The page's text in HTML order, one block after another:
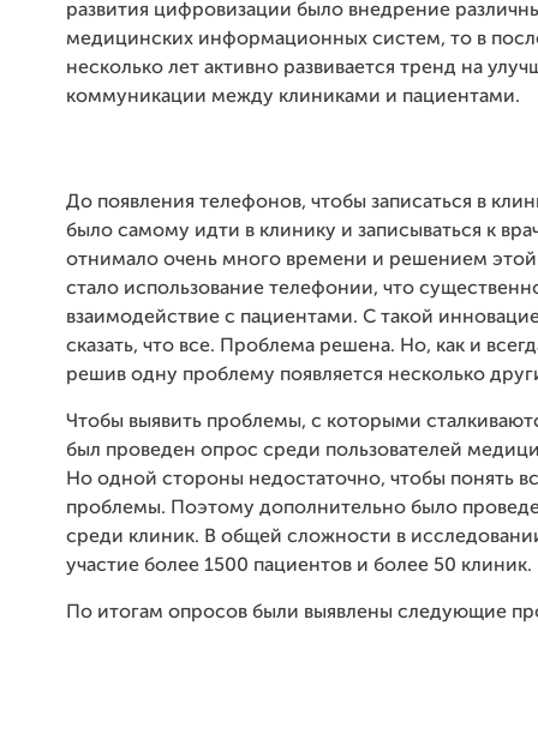
развития цифровизации было внедрение
медицинских информационных систем, то в
несколько лет активно развивается тренд на
коммуникации между клиниками и пациентами.
До появления телефонов, чтобы записаться в
было самому идти в клинику и записываться к
отнимало очень много времени и решением
стало использование телефонии, что
взаимодействие с пациентами. С такой
сказать, что все. Проблема решена. Но, как и
решив одну проблему появляется несколько
Чтобы выявить проблемы, с которыми
был проведен опрос среди пользователей
Но одной стороны недостаточно, чтобы понять
проблемы. Поэтому дополнительно было
среди клиник. В общей сложности в
участие более 1500 пациентов и более 50 клиник.
По итогам опросов были выявлены следующие